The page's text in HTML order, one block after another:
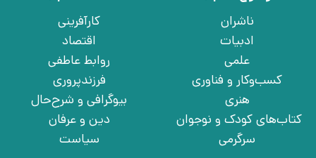
ناشران
ادبیات
علمی
کسب‌وکار و فناوری
هنری
کتاب‌های کودک و نوجوان
سرگرمی
کارآفرینی
اقتصاد
روابط عاطفی
فرزندپروری
بیوگرافی و شرح‌حال
دین و عرفان
سیاست